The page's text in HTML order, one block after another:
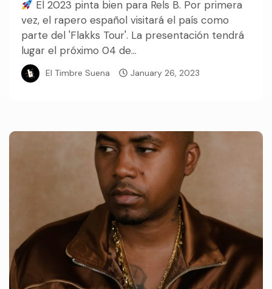
El 2023 pinta bien para Rels B. Por primera
vez, el rapero español visitará el país como
parte del 'Flakks Tour'. La presentación tendrá
lugar el próximo 04 de...
El Timbre Suena January 26, 2023